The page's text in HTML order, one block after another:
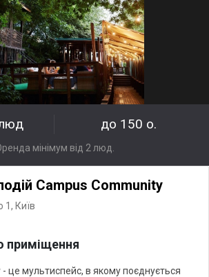
до 150 о.
мінімум від 2 люд.
Campus Community
1, Київ
приміщення
це мультиспейс, в якому поєднується